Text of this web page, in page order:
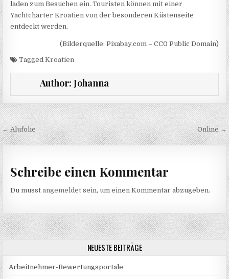
laden zum Besuchen ein. Touristen können mit einer
Yachtcharter Kroatien von der besonderen Küstenseite
entdeckt werden.
(Bilderquelle: Pixabay.com – CC0 Public Domain)
TaggedKroatien
Author: Johanna
Beitragsnavigation
← Alufolie Online →
Schreibe einen Kommentar
Du musstangemeldet sein, um einen Kommentar abzugeben.
NEUESTE BEITRÄGE
Arbeitnehmer-Bewertungsportale